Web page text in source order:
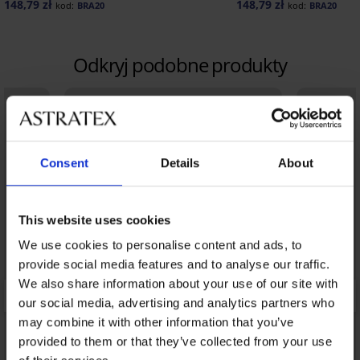
Consent Details About
This website uses cookies
We use cookies to personalise content and ads, to
provide social media features and to analyse our traffic.
We also share information about your use of our site with
our social media, advertising and analytics partners who
may combine it with other information that you’ve
provided to them or that they’ve collected from your use
148,79 zł kod: BRA20 148,79 zł kod: BRA20
Odkryj podobne produkty